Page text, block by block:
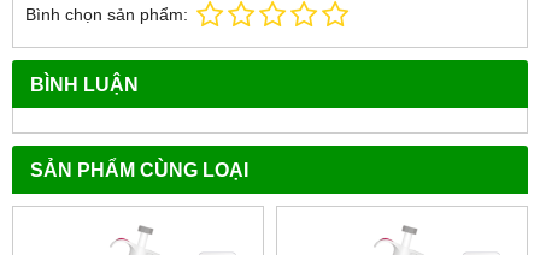
Bình chọn sản phẩm:
BÌNH LUẬN
SẢN PHẨM CÙNG LOẠI